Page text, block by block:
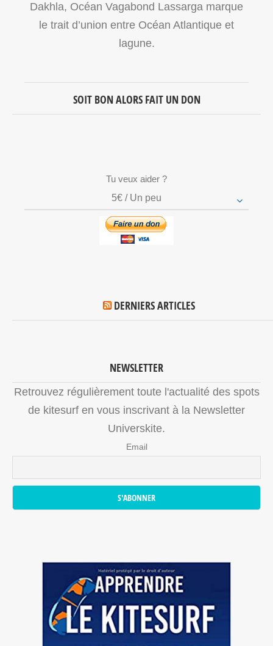
Dakhla, Océan Vagabond Lassarga marque
le trait d’union entre Océan Atlantique et
lagune.
SOIT BON ALORS FAIT UN DON
Tu veux aider ?
5€ / Un peu
DERNIERS ARTICLES
NEWSLETTER
Retrouvez régulièrement toute l'actualité des spots
de kitesurf en vous inscrivant à la Newsletter
Universkite.
Email